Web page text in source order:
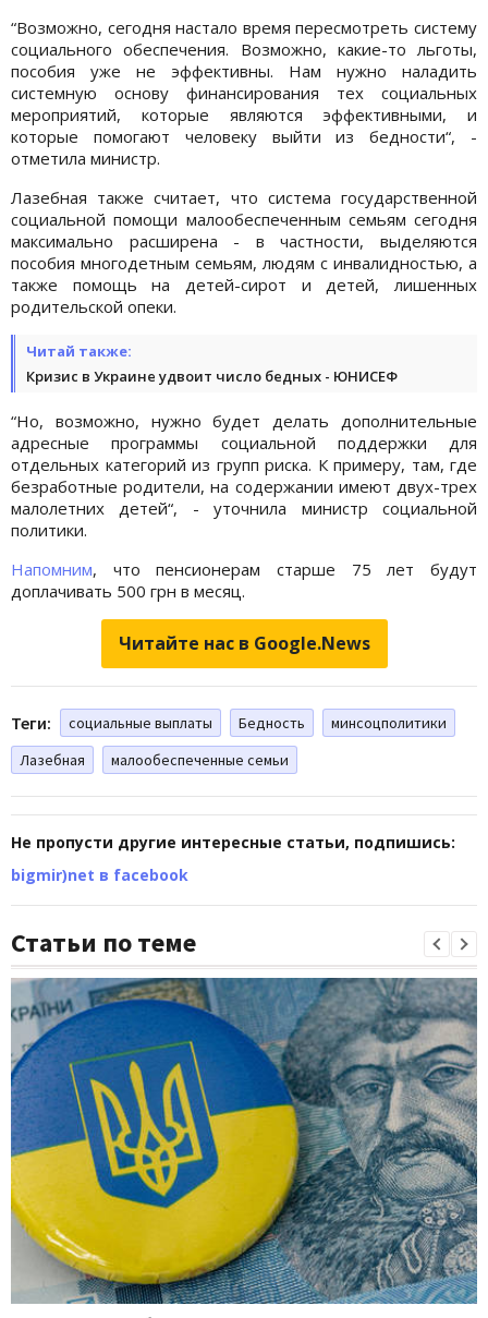
“Возможно, сегодня настало время пересмотреть систему
социального обеспечения. Возможно, какие-то льготы,
пособия уже не эффективны. Нам нужно наладить
системную основу финансирования тех социальных
мероприятий, которые являются эффективными, и
которые помогают человеку выйти из бедности“, -
отметила министр.
Лазебная также считает, что система государственной
социальной помощи малообеспеченным семьям сегодня
максимально расширена - в частности, выделяются
пособия многодетным семьям, людям с инвалидностью, а
также помощь на детей-сирот и детей, лишенных
родительской опеки.
Читай также:
Кризис в Украине удвоит число бедных - ЮНИСЕФ
“Но, возможно, нужно будет делать дополнительные
адресные программы социальной поддержки для
отдельных категорий из групп риска. К примеру, там, где
безработные родители, на содержании имеют двух-трех
малолетних детей“, - уточнила министр социальной
политики.
Напомним, что пенсионерам старше 75 лет будут
доплачивать 500 грн в месяц.
Читайте нас в Google.News
Теги: социальные выплаты Бедность
минсоцполитики
Лазебная
малообеспеченные семьи
Не пропусти другие интересные статьи, подпишись:
bigmir)net в facebook
Статьи по теме